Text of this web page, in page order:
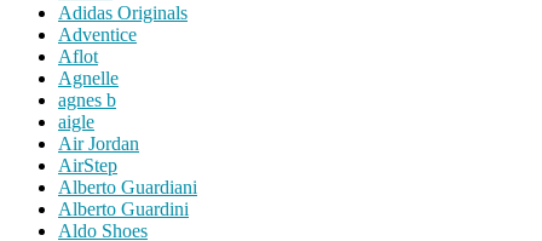
Adidas Originals
Adventice
Aflot
Agnelle
agnes b
aigle
Air Jordan
AirStep
Alberto Guardiani
Alberto Guardini
Aldo Shoes